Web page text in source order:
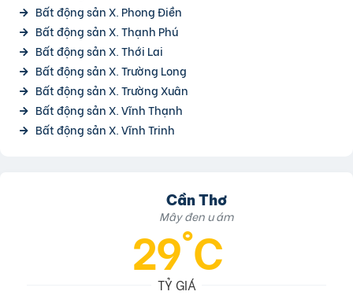
Bất động sản X. Phong Điền
Bất động sản X. Thạnh Phú
Bất động sản X. Thới Lai
Bất động sản X. Trường Long
Bất động sản X. Trường Xuân
Bất động sản X. Vĩnh Thạnh
Bất động sản X. Vĩnh Trinh
Cần Thơ
Mây đen u ám
29°C
TỶ GIÁ